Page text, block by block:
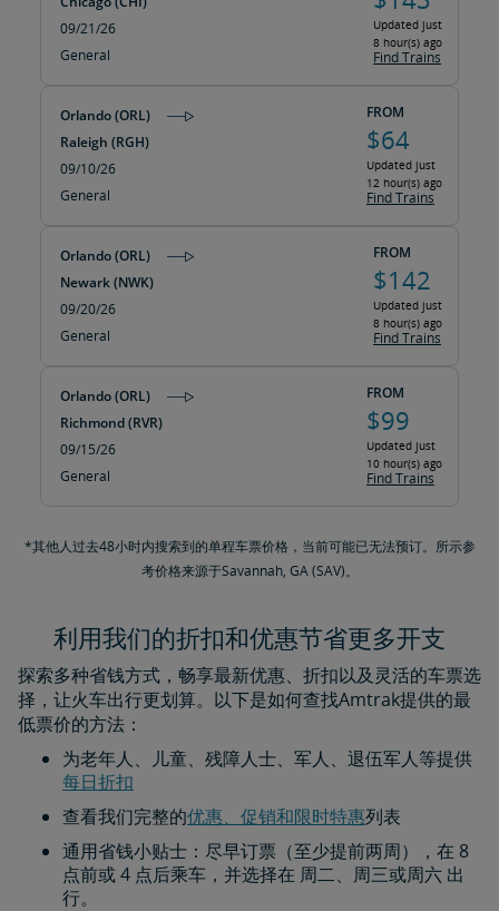
09/21/26
General
Updated just
8 hour(s) ago
Find Trains
Orlando (ORL)
Raleigh (RGH)
09/10/26
General
FROM
$64
Updated just
12 hour(s) ago
Find Trains
Orlando (ORL)
Newark (NWK)
09/20/26
General
FROM
$142
Updated just
8 hour(s) ago
Find Trains
Orlando (ORL)
Richmond (RVR)
09/15/26
General
FROM
$99
Updated just
10 hour(s) ago
Find Trains
*其他人过去48小时内搜索到的单程车票价格，当前可能已无法预订。所示参
考价格来源于Savannah, GA (SAV)。
利用我们的折扣和优惠节省更多开支
探索多种省钱方式，畅享最新优惠、折扣以及灵活的车票选
择，让火车出行更划算。以下是如何查找Amtrak提供的最
低票价的方法：
为老年人、儿童、残障人士、军人、退伍军人等提供
每日折扣​​​​​​​
查看我们完整的优惠、促销和限时特惠列表
通用省钱小贴士：尽早订票（至少提前两周），在 8
点前或 4 点后乘车，并选择在 周二、周三或周六 出
行。